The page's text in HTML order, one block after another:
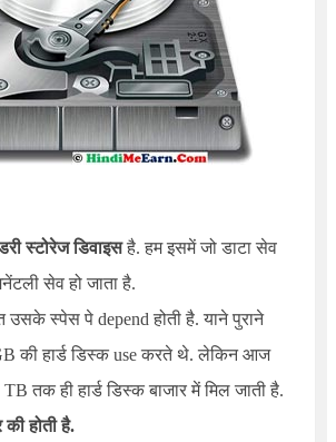
स्टोरेज डिवाइसहै. हम इसमें जो डाटा सेव
सेव हो जाता है.
उसके स्पेस पे depend होती है. याने पुराने
की हार्ड डिस्क use करते थे. लेकिन आज
तक ही हार्ड डिस्क बाजार में मिल जाती है.
की होती है.